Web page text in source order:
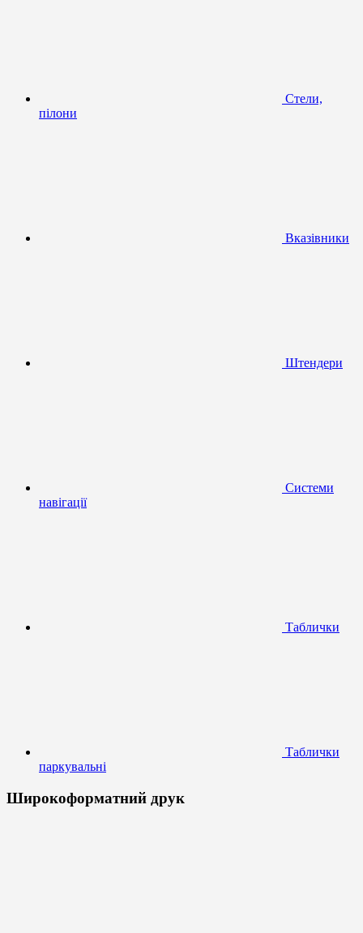
Стели,
пілони
Вказівники
Штендери
Системи
навігації
Таблички
Таблички
паркувальні
Широкоформатний друк